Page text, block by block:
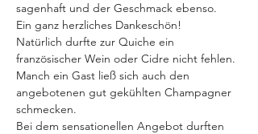
sagenhaft und der Geschmack ebenso.
Ein ganz herzliches Dankeschön!
Natürlich durfte zur Quiche ein
französischer Wein oder Cidre nicht fehlen.
Manch ein Gast ließ sich auch den
angebotenen gut gekühlten Champagner
schmecken.
Bei dem sensationellen Angebot durften